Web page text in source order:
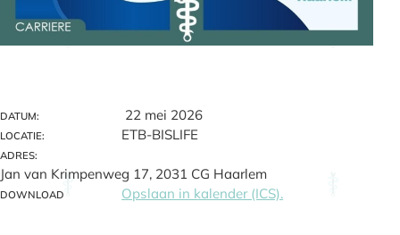
DATUM: 22 mei 2026
LOCATIE: ETB-BISLIFE
ADRES:
Jan van Krimpenweg 17, 2031 CG Haarlem
DOWNLOAD Opslaan in kalender (ICS).